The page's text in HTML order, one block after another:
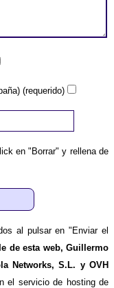
(requerido)
en "Borrar" y rellena de
al pulsar en "Enviar el
de esta web, Guillermo
Networks, S.L. y OVH
el servicio de hosting de